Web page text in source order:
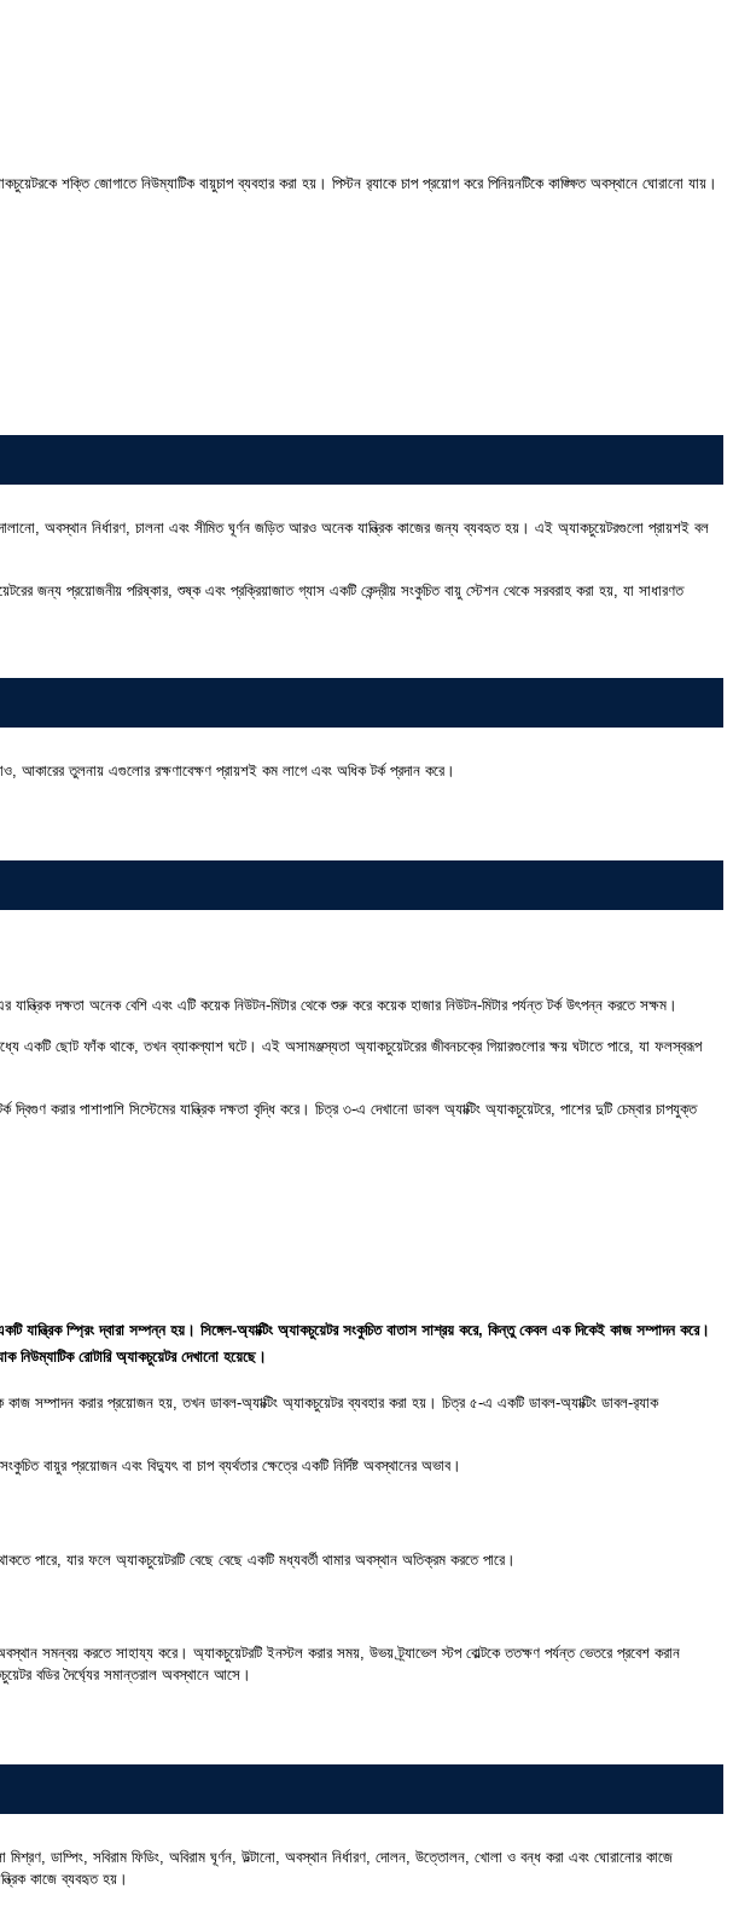
শক্তি জোগাতে নিউম্যাটিক বায়ুচাপ ব্যবহার করা হয়। পিস্টন র‍্যাকে চাপ প্রয়োগ করে পিনিয়নটিকে কাঙ্ক্ষিত অবস্থানে ঘোরানো যায়।
অবস্থান নির্ধারণ, চালনা এবং সীমিত ঘূর্ণন জড়িত আরও অনেক যান্ত্রিক কাজের জন্য ব্যবহৃত হয়। এই অ্যাকচুয়েটরগুলো প্রায়শই বল
জন্য প্রয়োজনীয় পরিষ্কার, শুষ্ক এবং প্রক্রিয়াজাত গ্যাস একটি কেন্দ্রীয় সংকুচিত বায়ু স্টেশন থেকে সরবরাহ করা হয়, যা সাধারণত
তুলনায় এগুলোর রক্ষণাবেক্ষণ প্রায়শই কম লাগে এবং অধিক টর্ক প্রদান করে।
দক্ষতা অনেক বেশি এবং এটি কয়েক নিউটন-মিটার থেকে শুরু করে কয়েক হাজার নিউটন-মিটার পর্যন্ত টর্ক উৎপন্ন করতে সক্ষম।
একটি ছোট ফাঁক থাকে, তখন ব্যাকল্যাশ ঘটে। এই অসামঞ্জস্যতা অ্যাকচুয়েটরের জীবনচক্রে গিয়ারগুলোর ক্ষয় ঘটাতে পারে, যা ফলস্বরূপ
করার পাশাপাশি সিস্টেমের যান্ত্রিক দক্ষতা বৃদ্ধি করে। চিত্র ৩-এ দেখানো ডাবল অ্যাক্টিং অ্যাকচুয়েটরে, পাশের দুটি চেম্বার চাপযুক্ত
যান্ত্রিক স্প্রিং দ্বারা সম্পন্ন হয়। সিঙ্গেল-অ্যাক্টিং অ্যাকচুয়েটর সংকুচিত বাতাস সাশ্রয় করে, কিন্তু কেবল এক দিকেই কাজ সম্পাদন করে।
নিউম্যাটিক রোটারি অ্যাকচুয়েটর দেখানো হয়েছে।
সম্পাদন করার প্রয়োজন হয়, তখন ডাবল-অ্যাক্টিং অ্যাকচুয়েটর ব্যবহার করা হয়। চিত্র ৫-এ একটি ডাবল-অ্যাক্টিং ডাবল-র‍্যাক
বায়ুর প্রয়োজন এবং বিদ্যুৎ বা চাপ ব্যর্থতার ক্ষেত্রে একটি নির্দিষ্ট অবস্থানের অভাব।
পারে, যার ফলে অ্যাকচুয়েটরটি বেছে বেছে একটি মধ্যবর্তী থামার অবস্থান অতিক্রম করতে পারে।
সমন্বয় করতে সাহায্য করে। অ্যাকচুয়েটরটি ইনস্টল করার সময়, উভয় ট্র্যাভেল স্টপ বোল্টকে ততক্ষণ পর্যন্ত ভেতরে প্রবেশ করান
বডির দৈর্ঘ্যের সমান্তরাল অবস্থানে আসে।
ডাম্পিং, সবিরাম ফিডিং, অবিরাম ঘূর্ণন, উল্টানো, অবস্থান নির্ধারণ, দোলন, উত্তোলন, খোলা ও বন্ধ করা এবং ঘোরানোর কাজে
কাজে ব্যবহৃত হয়।